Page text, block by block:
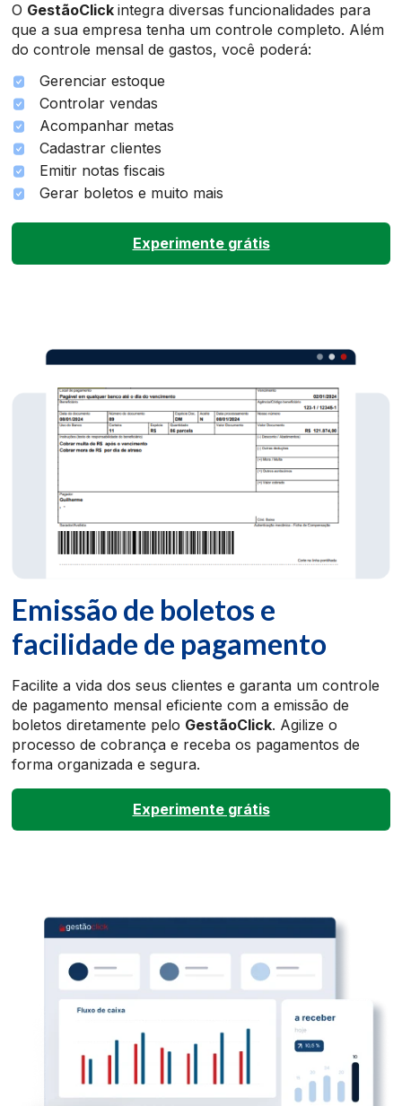
O GestãoClickintegra diversas funcionalidades para
que a sua empresa tenha um controle completo. Além
do controle mensal de gastos, você poderá:
Gerenciar estoque
Controlar vendas
Acompanhar metas
Cadastrar clientes
Emitir notas fiscais
Gerar boletos e muito mais
Experimente grátis
Emissão de boletos e
facilidade de pagamento
Facilite a vida dos seus clientes e garanta um controle
de pagamento mensal eficiente com a emissão de
boletos diretamente pelo GestãoClick. Agilize o
processo de cobrança e receba os pagamentos de
forma organizada e segura.
Experimente grátis